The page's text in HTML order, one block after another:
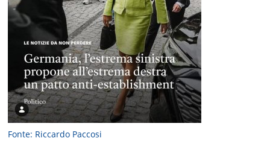
Fonte: Riccardo Paccosi